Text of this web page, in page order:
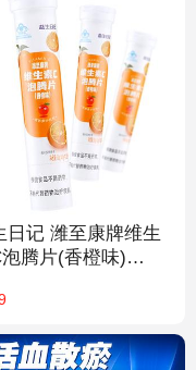
至康牌维生
腾片(香橙味)